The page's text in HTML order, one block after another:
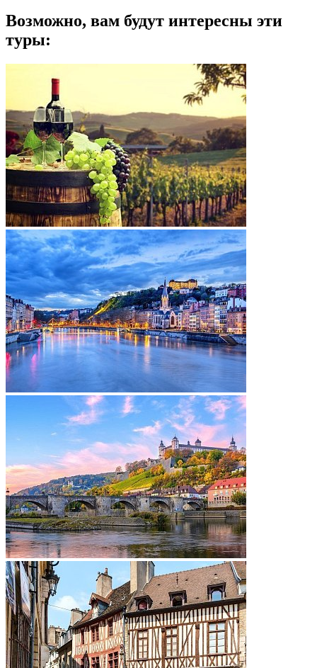
Возможно, вам будут интересны эти
туры: